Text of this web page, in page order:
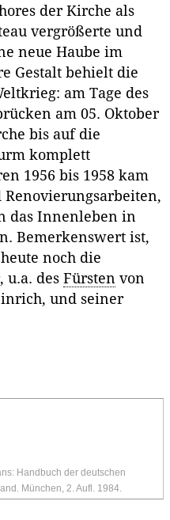
der Kirche als
vergrößerte und
neue Haube im
Gestalt behielt die
am Tage des
am 05. Oktober
bis auf die
komplett
1956 bis 1958 kam
das Innenleben in
Bemerkenswert ist,
noch die
u.a. des Fürsten von
und seiner
Handbuch der deutschen
München, 2. Aufl. 1984.